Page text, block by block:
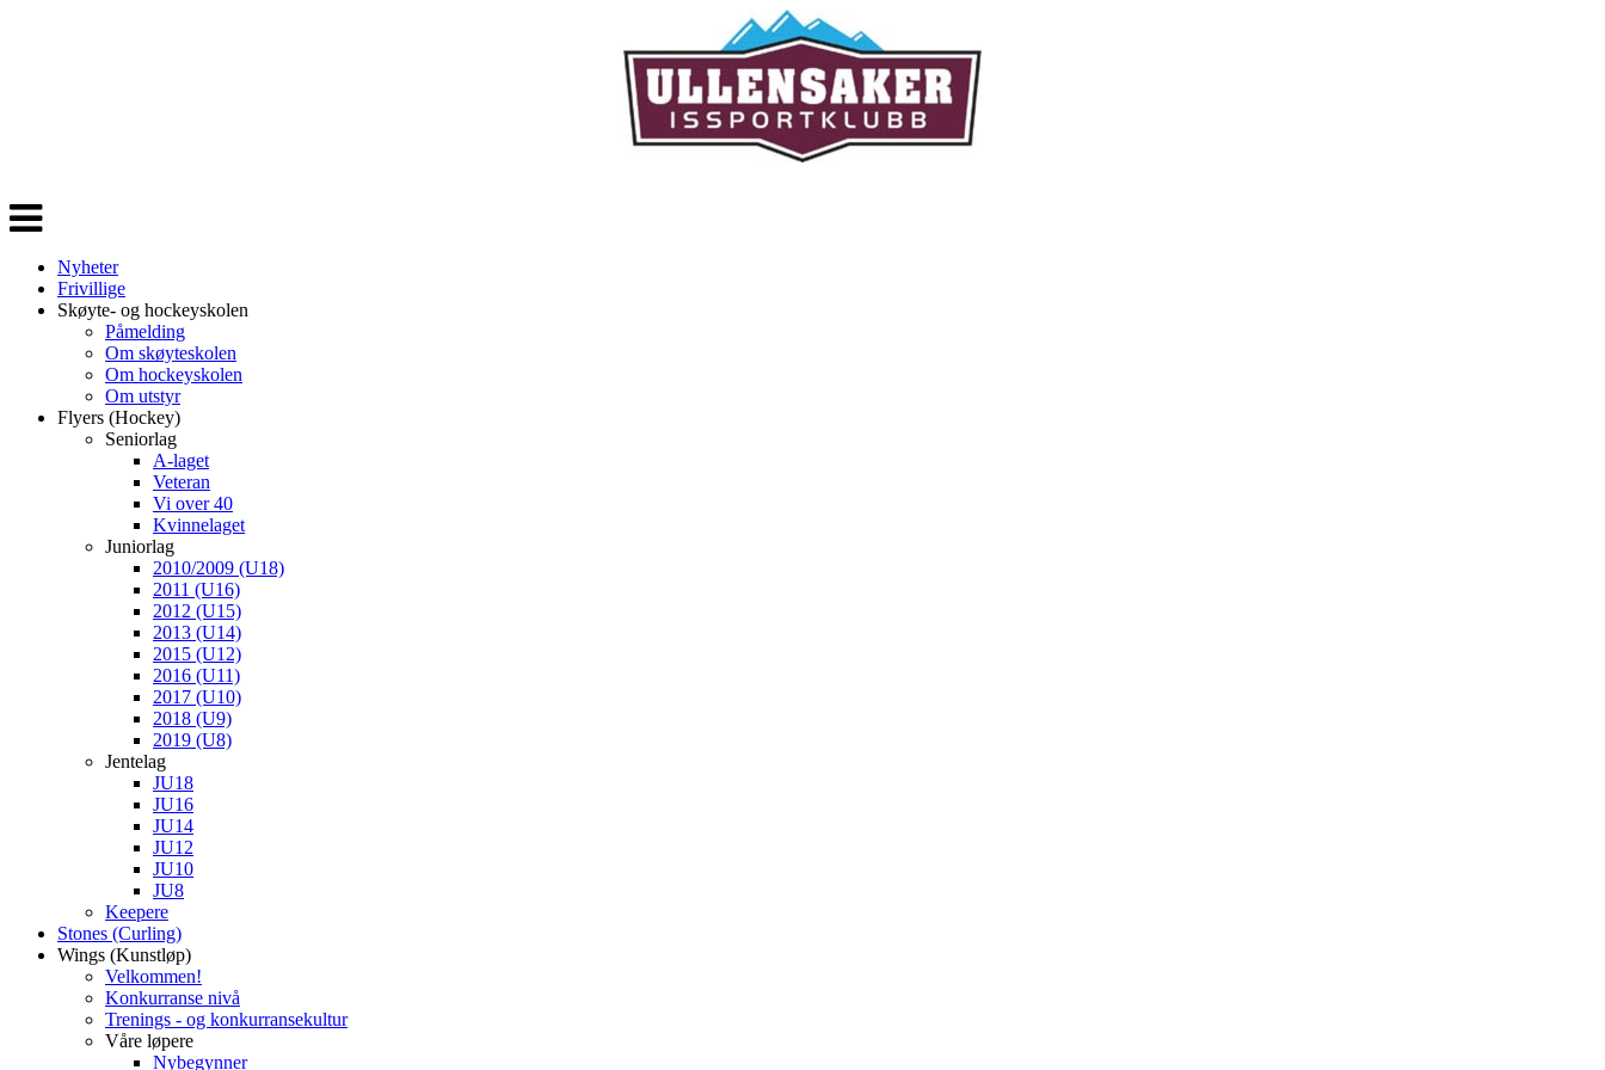
Veksle
navigasjon
Nyheter
Frivillige
Skøyte- og hockeyskolen
Påmelding
Om skøyteskolen
Om hockeyskolen
Om utstyr
Flyers (Hockey)
Seniorlag
A-laget
Veteran
Vi over 40
Kvinnelaget
Juniorlag
2010/2009 (U18)
2011 (U16)
2012 (U15)
2013 (U14)
2015 (U12)
2016 (U11)
2017 (U10)
2018 (U9)
2019 (U8)
Jentelag
JU18
JU16
JU14
JU12
JU10
JU8
Keepere
Stones (Curling)
Wings (Kunstløp)
Velkommen!
Konkurranse nivå
Trenings - og konkurransekultur
Våre løpere
Nybegynner